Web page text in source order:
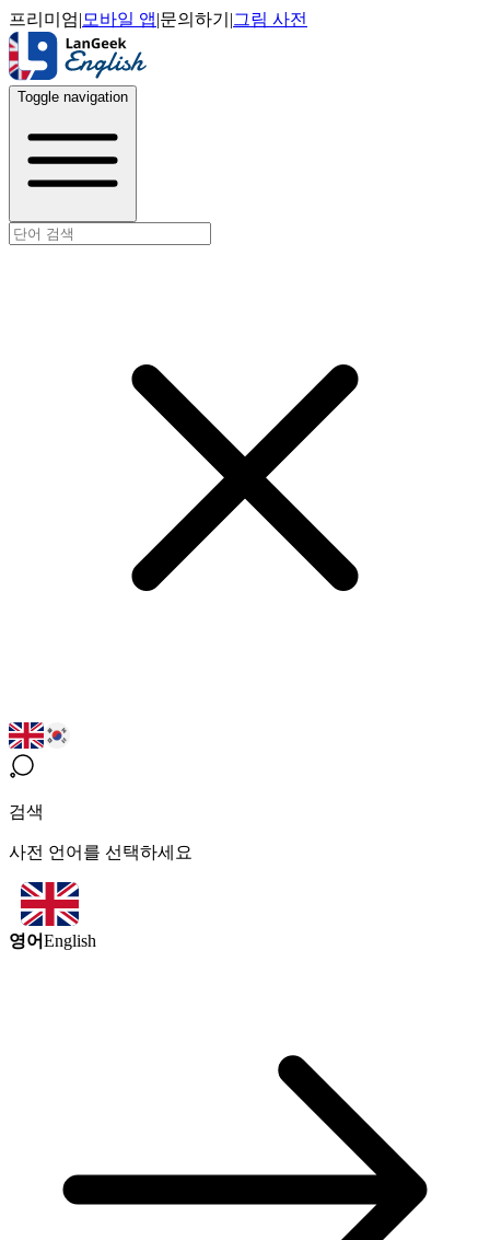
프리미엄| 모바일 앱|문의하기 |그림 사전
Toggle navigation
검색
사전 언어를 선택하세요
영어English